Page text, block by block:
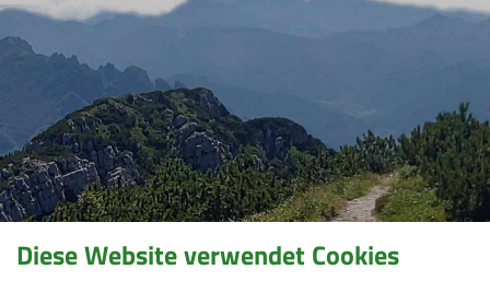
Diese Website verwendet Cookies